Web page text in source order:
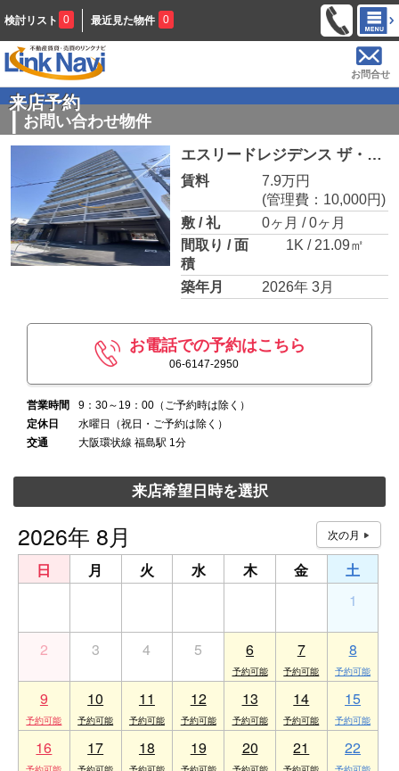
検討リスト 0 最近見た物件 0
お問合せ
来店予約
お問い合わせ物件
エスリードレジデンス ザ・グラン大阪福島クラス
賃料
7.9万円
(管理費：10,000円)
敷 / 礼
0ヶ月 / 0ヶ月
間取り / 面
積
1K / 21.09㎡
築年月 2026年 3月
お電話での予約はこちら
06-6147-2950
営業時間
9：30～19：00（ご予約時は除く）
定休日
水曜日（祝日・ご予約は除く）
交通
大阪環状線 福島駅 1分
来店希望日時を選択
2026年 8月
日 月 火 水 木 金
土
1
2 3 4 5 6 7 8
9 10 11 12 13 14 15
16 17 18 19 20 21 22